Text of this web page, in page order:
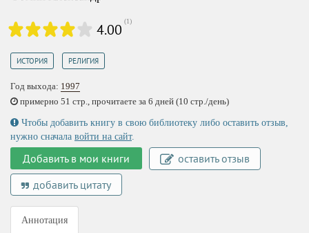
4.00 (1)
ИСТОРИЯ РЕЛИГИЯ
Год выхода: 1997
примерно 51 стр., прочитаете за 6 дней (10 стр./день)
Чтобы добавить книгу в свою библиотеку либо оставить отзыв,
нужно сначала войти на сайт.
Добавить в мои книги
оставить отзыв
добавить цитату
Аннотация